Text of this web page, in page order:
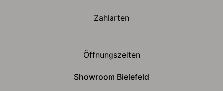
Zahlarten
Öffnungszeiten
Showroom Bielefeld